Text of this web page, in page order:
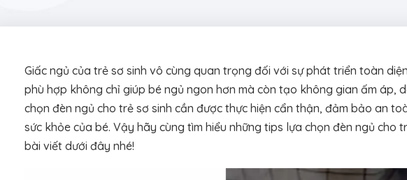
Giấc ngủ của trẻ sơ sinh vô cùng quan trọng đối với sự phát triển toàn
phù hợp không chỉ giúp bé ngủ ngon hơn mà còn tạo không gian ấm áp,
chọn đèn ngủ cho trẻ sơ sinh cần được thực hiện cẩn thận, đảm bảo an
sức khỏe của bé. Vậy hãy cùng tìm hiểu những tips lựa chọn đèn ngủ cho
bài viết dưới đây nhé!